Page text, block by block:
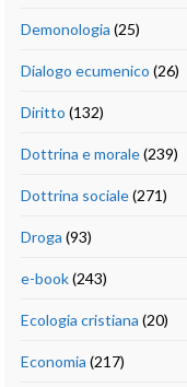
Demonologia (25)
Dialogo ecumenico (26)
Diritto (132)
Dottrina e morale(239)
Dottrina sociale(271)
Droga (93)
e-book(243)
Ecologia cristiana (20)
Economia (217)